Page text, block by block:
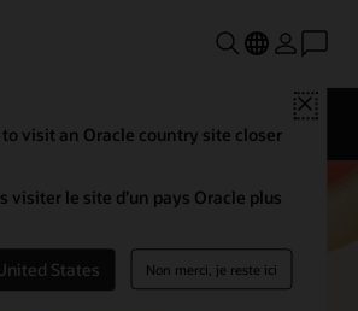
Close
visit an Oracle country site closer
visiter le site d’un pays Oracle plus
States Non merci, je reste ici
(OCI) Document Understanding est un